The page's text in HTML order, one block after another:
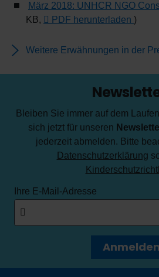
März 2018: UNHCR NGO
KB,
PDF herunterladen )
Weitere Erwähnungen in der
Bleiben Sie immer auf dem
sich jetzt für unseren
jederzeit abmelden. Bitte
Datenschutzerklärung
Ihre E-Mail-Adresse
Anmelden